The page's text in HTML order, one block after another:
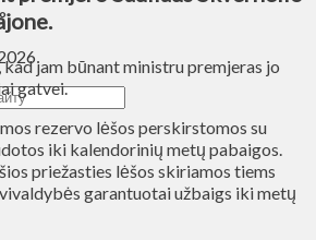
jam būnant ministru premjeras jo
gatvei.
rezervo lėšos perskirstomos su
iki kalendorinių metų pabaigos.
priežasties lėšos skiriamos tiems
garantuotai užbaigs iki metų